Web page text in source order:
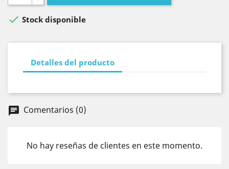
 Stock disponible
Detalles del producto
chat Comentarios (0)
No hay reseñas de clientes en este momento.